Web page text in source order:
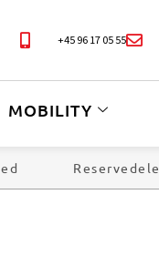
+45 96 17 05 55
MOBILITY
Reservedele